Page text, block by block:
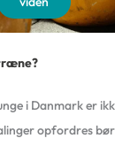
i Danmark er
opfordres